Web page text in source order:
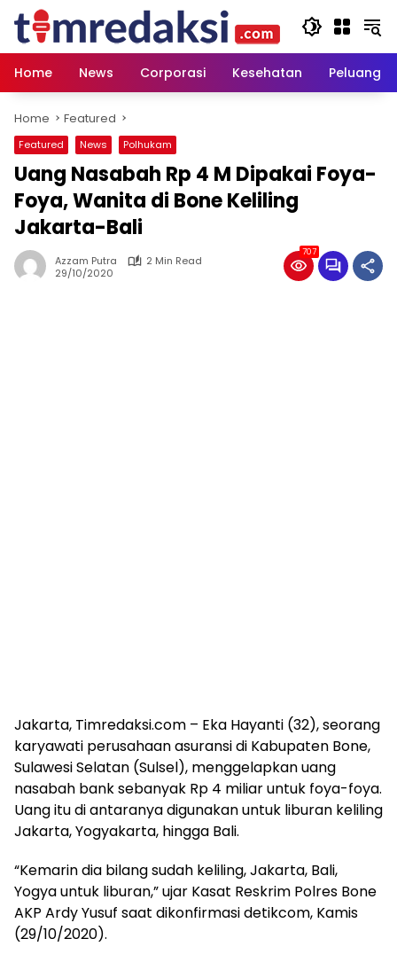
content
Home
News Corporasi Kesehatan Peluang
Home Featured
Featured News Polhukam
Uang Nasabah Rp 4 M Dipakai Foya-
Foya, Wanita di Bone Keliling
Jakarta-Bali
Azzam Putra
2 Min Read
29/10/2020
707
Jakarta, Timredaksi.com – Eka Hayanti (32), seorang
karyawati perusahaan asuransi di Kabupaten Bone,
Sulawesi Selatan (Sulsel), menggelapkan uang
nasabah bank sebanyak Rp 4 miliar untuk foya-foya.
Uang itu di antaranya digunakan untuk liburan keliling
Jakarta, Yogyakarta, hingga Bali.
“Kemarin dia bilang sudah keliling, Jakarta, Bali,
Yogya untuk liburan,” ujar Kasat Reskrim Polres Bone
AKP Ardy Yusuf saat dikonfirmasi detikcom, Kamis
(29/10/2020).